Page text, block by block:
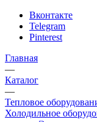
Вконтакте
Telegram
Pinterest
Главная
—
Каталог
—
Тепловое
Холодильное